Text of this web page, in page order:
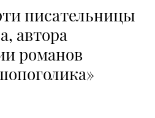
писательницы
автора
романов